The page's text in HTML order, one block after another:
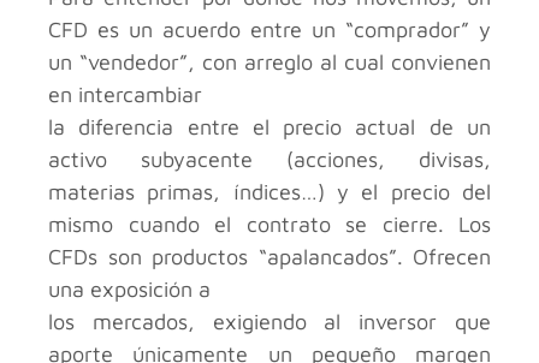
CFD es un acuerdo entre un “comprador” y
un “vendedor”, con arreglo al cual convienen
en intercambiar
la diferencia entre el precio actual de un
activo subyacente (acciones, divisas,
materias primas, índices…) y el precio del
mismo cuando el contrato se cierre. Los
CFDs son productos “apalancados”. Ofrecen
una exposición a
los mercados, exigiendo al inversor que
aporte únicamente un pequeño margen